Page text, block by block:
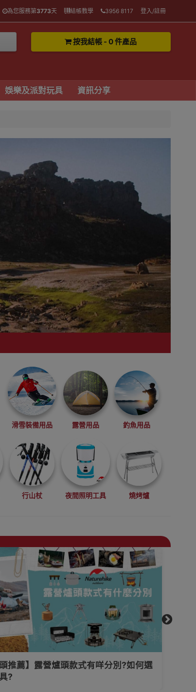
為您服務第3773天 結帳教學 3956 8117 登入/註冊
按我結帳 - 0 件產品
娛樂及派對玩具 資訊分享
滑雪裝備用品 露營用品 釣魚用品
行山杖 夜間照明工具 燒烤爐
便攜枕頭 戶外露營地墊 防潮墊/鋁箔墊
睡袋 天幕及功能帳幕 收納防水袋
頭推薦】露營爐頭款式有咩分別?如何選
?